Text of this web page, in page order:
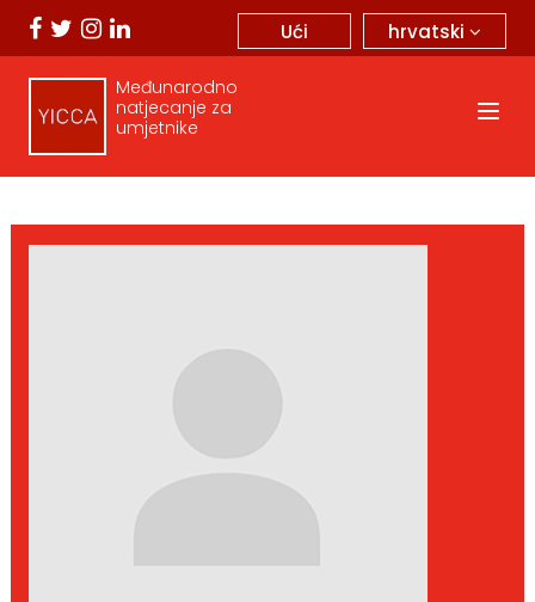
hrvatski
Ući
Međunarodno
natjecanje za
umjetnike